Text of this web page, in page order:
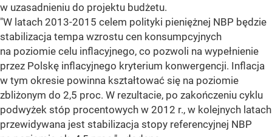
w uzasadnieniu do projektu budżetu.
"W latach 2013-2015 celem polityki pieniężnej NBP będzie
stabilizacja tempa wzrostu cen konsumpcyjnych
na poziomie celu inflacyjnego, co pozwoli na wypełnienie
przez Polskę inflacyjnego kryterium konwergencji. Inflacja
w tym okresie powinna kształtować się na poziomie
zbliżonym do 2,5 proc. W rezultacie, po zakończeniu cyklu
podwyżek stóp procentowych w 2012 r., w kolejnych latach
przewidywana jest stabilizacja stopy referencyjnej NBP